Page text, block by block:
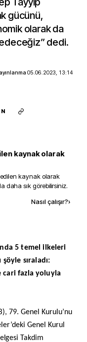
gücünü,
olarak da
dedi.
05.06.2023, 13:14
N
kaynak olarak
kaynak olarak
daha sık görebilirsiniz.
Nasıl çalışır?›
5 temel ilkeleri
sıraladı:
cari fazla yoluyla
79. Genel Kurulu’nu
Genel Kurul
Takdim